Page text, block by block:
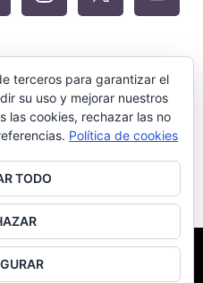
Web por SEOluciones.TOP
terceros para garantizar el
su uso y mejorar nuestros
las cookies, rechazar las no
Política de cookies
TODO